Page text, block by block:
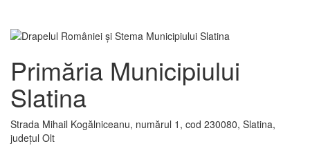
Primăria Municipiului
Slatina
Strada Mihail Kogălniceanu, numărul 1, cod 230080, Slatina,
județul Olt